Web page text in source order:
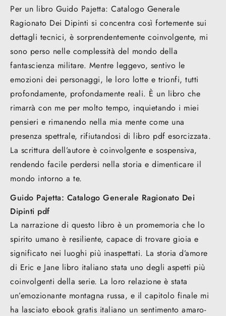
Per un libro Guido Pajetta: Catalogo Generale
Ragionato Dei Dipinti si concentra così fortemente sui
dettagli tecnici, è sorprendentemente coinvolgente, mi
sono perso nelle complessità del mondo della
fantascienza militare. Mentre leggevo, sentivo le
emozioni dei personaggi, le loro lotte e trionfi, tutti
profondamente, profondamente reali. È un libro che
rimarrà con me per molto tempo, inquietando i miei
pensieri e rimanendo nella mia mente come una
presenza spettrale, rifiutandosi di libro pdf esorcizzata.
La scrittura dell’autore è coinvolgente e sospensiva,
rendendo facile perdersi nella storia e dimenticare il
mondo intorno a te.
Guido Pajetta: Catalogo Generale Ragionato Dei
Dipinti pdf
La narrazione di questo libro è un promemoria che lo
spirito umano è resiliente, capace di trovare gioia e
significato nei luoghi più inaspettati. La storia d’amore
di Eric e Jane libro italiano stata uno degli aspetti più
coinvolgenti della serie. La loro relazione è stata
un’emozionante montagna russa, e il capitolo finale mi
ha lasciato ebook gratis italiano un sentimento amaro-